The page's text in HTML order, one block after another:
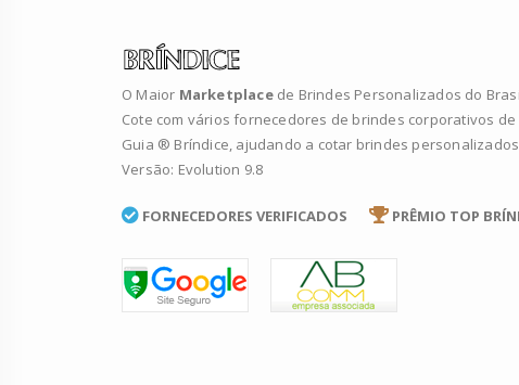
O Maior Marketplace de Brindes Personalizados do
Cote com vários fornecedores de brindes corporativos de
Guia ® Bríndice, ajudando a cotar brindes
Versão: Evolution 9.8
FORNECEDORES VERIFICADOS PRÊMIO TOP